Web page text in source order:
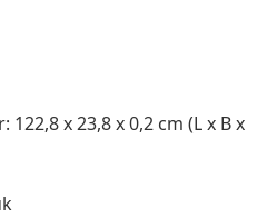
x 23,8 x 0,2 cm (L x B x